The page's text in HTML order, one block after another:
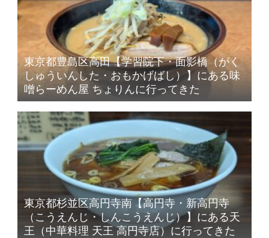
東京都豊島区高田【学習院下・面影橋（がく
しゅういんした・おもかげばし）】にある味
噌らーめん屋 ちょりんに行ってきた
東京都杉並区高円寺南【高円寺・新高円寺
（こうえんじ・しんこうえんじ）】にある天
王（中華料理 天王 高円寺店）に行ってきた